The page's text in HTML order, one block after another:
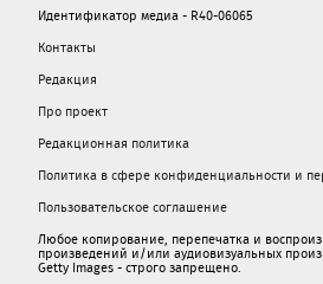
Идентификатор медиа - R40-06065
Контакты
Редакция
Про проект
Редакционная политика
Политика в сфере конфиденциальности и
Пользовательское соглашение
Любое копирование, перепечатка и
произведений и/или аудиовизуальных
Getty Images - строго запрещено.